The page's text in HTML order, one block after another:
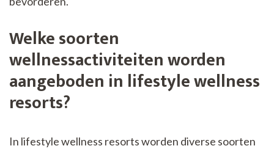
Welke soorten
wellnessactiviteiten worden
aangeboden in lifestyle wellness
resorts?
In lifestyle wellness resorts worden diverse soorten